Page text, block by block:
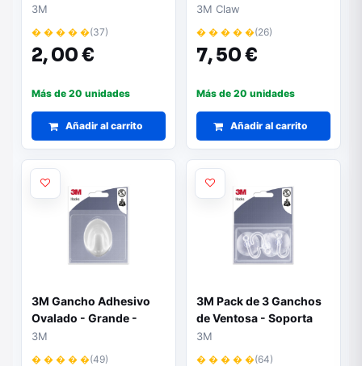
- 30mm x 50m - 70%
PEFC - Color Blanco
3M
� � � � �(37)
2,00 €
Más de 20 unidades
Añadir al carrito
Paredes de Yeso -
Soporta hasta 7kg -
Color Gris/Titanio
3M Claw
� � � � �(26)
7,50 €
Más de 20 unidades
Añadir al carrito
3M Gancho Adhesivo
Ovalado - Grande -
Soporta hasta 1.2kg -
Color Blanco
3M
� � � � �(49)
3M Pack de 3 Ganchos
de Ventosa - Soporta
hasta 1kg - Color
Transparente
3M
� � � � �(64)